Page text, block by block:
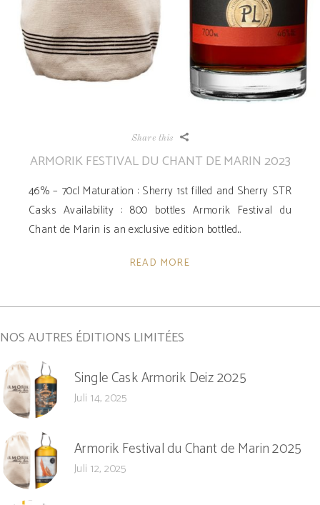
Share this
ARMORIK FESTIVAL DU CHANT DE MARIN 2023
46% – 70cl Maturation : Sherry 1st filled and Sherry STR
Casks Availability ­: 800 bottles Armorik Festival du
Chant de Marin is an exclusive edition bottled
READ MORE
NOS AUTRES ÉDITIONS LIMITÉES
Single Cask Armorik Deiz 2025
Juli 14, 2025
Armorik Festival du Chant de Marin 2025
Juli 12, 2025